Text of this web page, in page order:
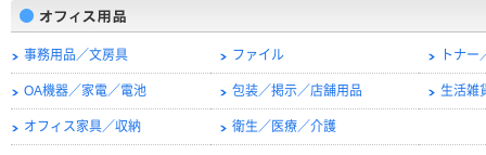
事務用品／文房具 ファイル トナ
OA機器／家電／電池 包装／掲示／店舗用品 生活雑
オフィス家具／収納 衛生／医療／介護